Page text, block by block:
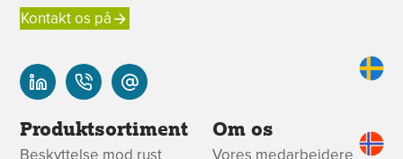
Kontakt os på
Produktsortiment
Beskyttelse mod rust
Om os
Vores medarbejdere